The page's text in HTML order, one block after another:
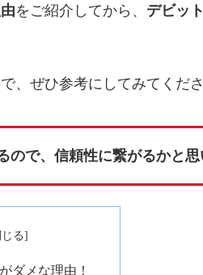
をご紹介してから、 デビッ
、ぜひ参考にしてみてくださ
で、信頼性に繋がるかと思
ダメな理由！